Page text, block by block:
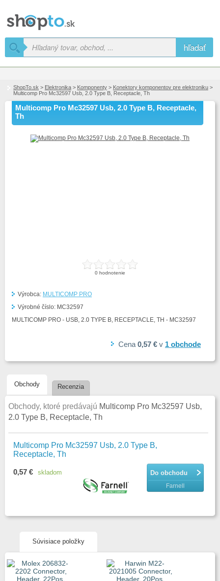
hľadať
ShopTo.sk > Elektronika > Komponenty > Konektory komponentov pre elektroniku >
Multicomp Pro Mc32597 Usb, 2.0 Type B, Receptacle, Th
Multicomp Pro Mc32597 Usb, 2.0 Type B, Receptacle,
Th
0 hodnotenie
Výrobca: MULTICOMP PRO
Výrobné číslo: MC32597
MULTICOMP PRO - USB, 2.0 TYPE B, RECEPTACLE, TH - MC32597
Cena 0,57 € v 1 obchode
Obchody Recenzia
Obchody, ktoré predávajú Multicomp Pro Mc32597 Usb,
2.0 Type B, Receptacle, Th
Multicomp Pro Mc32597 Usb, 2.0 Type B,
Receptacle, Th
Do obchodu
Farnell
0,57 € skladom
Súvisiace položky